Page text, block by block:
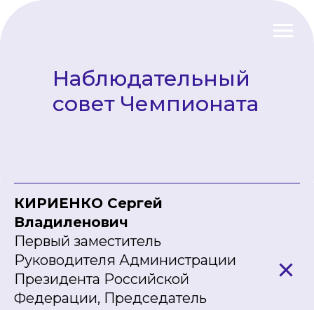
Наблюдательный
совет Чемпионата
КИРИЕНКО Сергей
Владиленович
Первый заместитель
Руководителя Администрации
Президента Российской
Федерации, Председатель